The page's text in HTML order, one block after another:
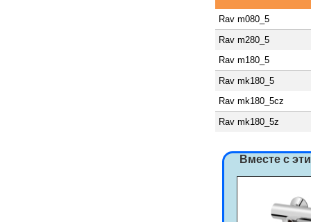
Rav m080_5
Rav m280_5
Rav m180_5
Rav mk180_5
Rav mk180_5cz
Rav mk180_5z
Вместе с